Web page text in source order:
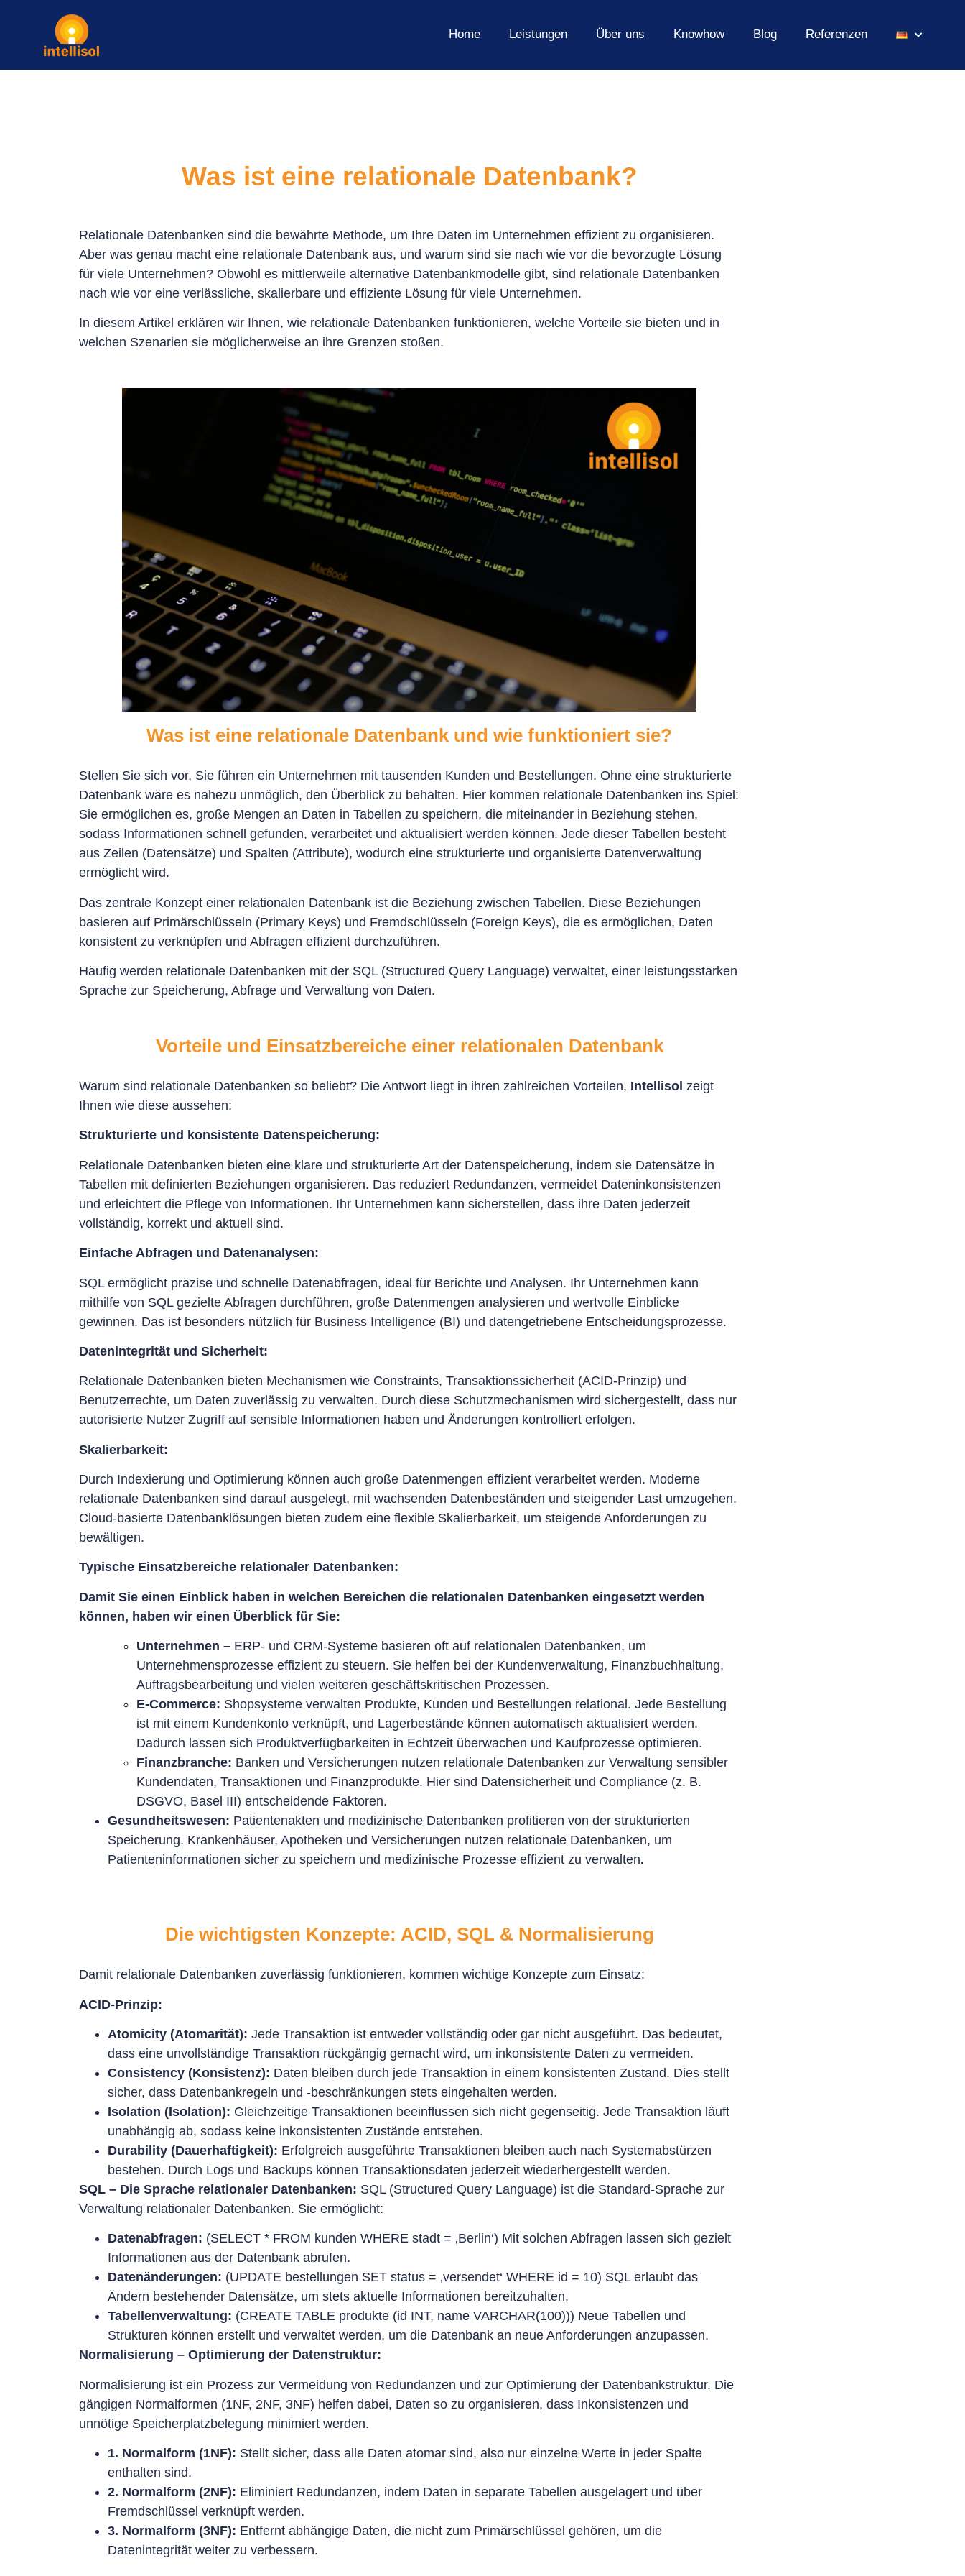
Home Leistungen Über uns Knowhow Blog Referenzen
Was ist eine relationale Datenbank?
Relationale Datenbanken sind die bewährte Methode, um Ihre Daten im Unternehmen effizient zu organisieren.
Aber was genau macht eine relationale Datenbank aus, und warum sind sie nach wie vor die bevorzugte Lösung
für viele Unternehmen? Obwohl es mittlerweile alternative Datenbankmodelle gibt, sind relationale Datenbanken
nach wie vor eine verlässliche, skalierbare und effiziente Lösung für viele Unternehmen.
In diesem Artikel erklären wir Ihnen, wie relationale Datenbanken funktionieren, welche Vorteile sie bieten und in
welchen Szenarien sie möglicherweise an ihre Grenzen stoßen.
Was ist eine relationale Datenbank und wie funktioniert sie?
Stellen Sie sich vor, Sie führen ein Unternehmen mit tausenden Kunden und Bestellungen. Ohne eine strukturierte
Datenbank wäre es nahezu unmöglich, den Überblick zu behalten. Hier kommen relationale Datenbanken ins Spiel:
Sie ermöglichen es, große Mengen an Daten in Tabellen zu speichern, die miteinander in Beziehung stehen,
sodass Informationen schnell gefunden, verarbeitet und aktualisiert werden können. Jede dieser Tabellen besteht
aus Zeilen (Datensätze) und Spalten (Attribute), wodurch eine strukturierte und organisierte Datenverwaltung
ermöglicht wird.
Das zentrale Konzept einer relationalen Datenbank ist die Beziehung zwischen Tabellen. Diese Beziehungen
basieren auf Primärschlüsseln (Primary Keys) und Fremdschlüsseln (Foreign Keys), die es ermöglichen, Daten
konsistent zu verknüpfen und Abfragen effizient durchzuführen.
Häufig werden relationale Datenbanken mit der SQL (Structured Query Language) verwaltet, einer leistungsstarken
Sprache zur Speicherung, Abfrage und Verwaltung von Daten.
Vorteile und Einsatzbereiche einer relationalen Datenbank
Warum sind relationale Datenbanken so beliebt? Die Antwort liegt in ihren zahlreichen Vorteilen, Intellisol zeigt
Ihnen wie diese aussehen:
Strukturierte und konsistente Datenspeicherung:
Relationale Datenbanken bieten eine klare und strukturierte Art der Datenspeicherung, indem sie Datensätze in
Tabellen mit definierten Beziehungen organisieren. Das reduziert Redundanzen, vermeidet Dateninkonsistenzen
und erleichtert die Pflege von Informationen. Ihr Unternehmen kann sicherstellen, dass ihre Daten jederzeit
vollständig, korrekt und aktuell sind.
Einfache Abfragen und Datenanalysen:
SQL ermöglicht präzise und schnelle Datenabfragen, ideal für Berichte und Analysen. Ihr Unternehmen kann
mithilfe von SQL gezielte Abfragen durchführen, große Datenmengen analysieren und wertvolle Einblicke
gewinnen. Das ist besonders nützlich für Business Intelligence (BI) und datengetriebene Entscheidungsprozesse.
Datenintegrität und Sicherheit:
Relationale Datenbanken bieten Mechanismen wie Constraints, Transaktionssicherheit (ACID-Prinzip) und
Benutzerrechte, um Daten zuverlässig zu verwalten. Durch diese Schutzmechanismen wird sichergestellt, dass nur
autorisierte Nutzer Zugriff auf sensible Informationen haben und Änderungen kontrolliert erfolgen.
Skalierbarkeit:
Durch Indexierung und Optimierung können auch große Datenmengen effizient verarbeitet werden. Moderne
relationale Datenbanken sind darauf ausgelegt, mit wachsenden Datenbeständen und steigender Last umzugehen.
Cloud-basierte Datenbanklösungen bieten zudem eine flexible Skalierbarkeit, um steigende Anforderungen zu
bewältigen.
Typische Einsatzbereiche relationaler Datenbanken:
Damit Sie einen Einblick haben in welchen Bereichen die relationalen Datenbanken eingesetzt werden
können, haben wir einen Überblick für Sie:
Unternehmen – ERP- und CRM-Systeme basieren oft auf relationalen Datenbanken, um
Unternehmensprozesse effizient zu steuern. Sie helfen bei der Kundenverwaltung, Finanzbuchhaltung,
Auftragsbearbeitung und vielen weiteren geschäftskritischen Prozessen.
E-Commerce: Shopsysteme verwalten Produkte, Kunden und Bestellungen relational. Jede Bestellung
ist mit einem Kundenkonto verknüpft, und Lagerbestände können automatisch aktualisiert werden.
Dadurch lassen sich Produktverfügbarkeiten in Echtzeit überwachen und Kaufprozesse optimieren.
Finanzbranche: Banken und Versicherungen nutzen relationale Datenbanken zur Verwaltung sensibler
Kundendaten, Transaktionen und Finanzprodukte. Hier sind Datensicherheit und Compliance (z. B.
DSGVO, Basel III) entscheidende Faktoren.
Gesundheitswesen: Patientenakten und medizinische Datenbanken profitieren von der strukturierten
Speicherung. Krankenhäuser, Apotheken und Versicherungen nutzen relationale Datenbanken, um
Patienteninformationen sicher zu speichern und medizinische Prozesse effizient zu verwalten.
Die wichtigsten Konzepte: ACID, SQL & Normalisierung
Damit relationale Datenbanken zuverlässig funktionieren, kommen wichtige Konzepte zum Einsatz:
ACID-Prinzip:
Atomicity (Atomarität): Jede Transaktion ist entweder vollständig oder gar nicht ausgeführt. Das bedeutet,
dass eine unvollständige Transaktion rückgängig gemacht wird, um inkonsistente Daten zu vermeiden.
Consistency (Konsistenz): Daten bleiben durch jede Transaktion in einem konsistenten Zustand. Dies stellt
sicher, dass Datenbankregeln und -beschränkungen stets eingehalten werden.
Isolation (Isolation): Gleichzeitige Transaktionen beeinflussen sich nicht gegenseitig. Jede Transaktion läuft
unabhängig ab, sodass keine inkonsistenten Zustände entstehen.
Durability (Dauerhaftigkeit): Erfolgreich ausgeführte Transaktionen bleiben auch nach Systemabstürzen
bestehen. Durch Logs und Backups können Transaktionsdaten jederzeit wiederhergestellt werden.
SQL – Die Sprache relationaler Datenbanken: SQL (Structured Query Language) ist die Standard-Sprache zur
Verwaltung relationaler Datenbanken. Sie ermöglicht:
Datenabfragen: (SELECT * FROM kunden WHERE stadt = ‚Berlin‘) Mit solchen Abfragen lassen sich gezielt
Informationen aus der Datenbank abrufen.
Datenänderungen: (UPDATE bestellungen SET status = ‚versendet‘ WHERE id = 10) SQL erlaubt das
Ändern bestehender Datensätze, um stets aktuelle Informationen bereitzuhalten.
Tabellenverwaltung: (CREATE TABLE produkte (id INT, name VARCHAR(100))) Neue Tabellen und
Strukturen können erstellt und verwaltet werden, um die Datenbank an neue Anforderungen anzupassen.
Normalisierung – Optimierung der Datenstruktur:
Normalisierung ist ein Prozess zur Vermeidung von Redundanzen und zur Optimierung der Datenbankstruktur. Die
gängigen Normalformen (1NF, 2NF, 3NF) helfen dabei, Daten so zu organisieren, dass Inkonsistenzen und
unnötige Speicherplatzbelegung minimiert werden.
1. Normalform (1NF): Stellt sicher, dass alle Daten atomar sind, also nur einzelne Werte in jeder Spalte
enthalten sind.
2. Normalform (2NF): Eliminiert Redundanzen, indem Daten in separate Tabellen ausgelagert und über
Fremdschlüssel verknüpft werden.
3. Normalform (3NF): Entfernt abhängige Daten, die nicht zum Primärschlüssel gehören, um die
Datenintegrität weiter zu verbessern.